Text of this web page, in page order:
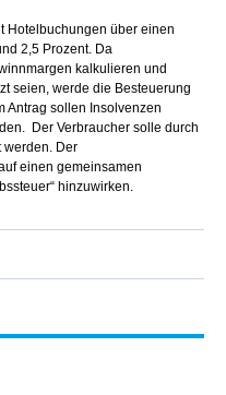
Hotelbuchungen über einen
2,5 Prozent. Da
kalkulieren und
seien, werde die Besteuerung
Antrag sollen Insolvenzen
Der Verbraucher solle durch
werden. Der
einen gemeinsamen
hinzuwirken.